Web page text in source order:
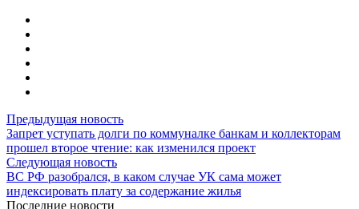
Предыдущая новость
Запрет уступать долги по коммуналке банкам и коллекторам
прошел второе чтение: как изменился проект
Следующая новость
ВС РФ разобрался, в каком случае УК сама может
индексировать плату за содержание жилья
Последние новости